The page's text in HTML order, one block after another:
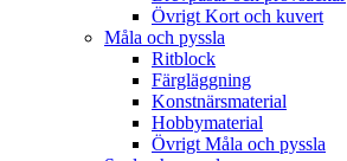
Övrigt Kort och kuvert
Måla och pyssla
Ritblock
Färgläggning
Konstnärsmaterial
Hobbymaterial
Övrigt Måla och pyssla